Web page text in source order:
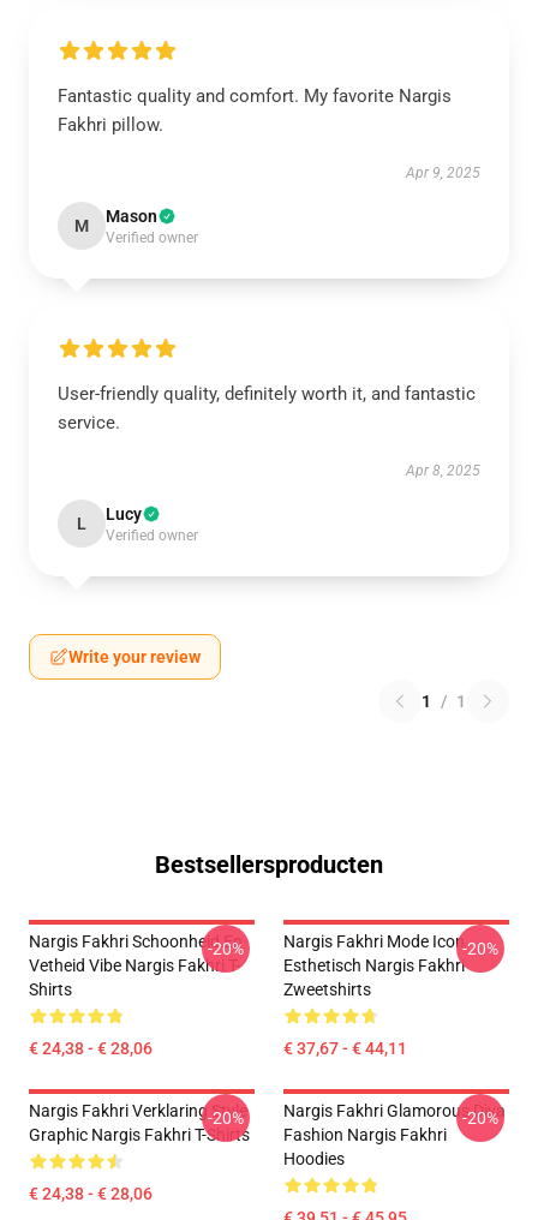
Fantastic quality and comfort. My favorite Nargis
Fakhri pillow.
Apr 9, 2025
M Mason
Verified owner
User-friendly quality, definitely worth it, and fantastic
service.
Apr 8, 2025
L Lucy
Verified owner
Write your review
1 / 1
Bestsellersproducten
Nargis Fakhri Schoonheid En
Vetheid Vibe Nargis Fakhri T-
Shirts
€ 24,38 - € 28,06
-20%
Nargis Fakhri Mode Icon
Esthetisch Nargis Fakhri
Zweetshirts
€ 37,67 - € 44,11
-20%
Nargis Fakhri Verklaring Style
Graphic Nargis Fakhri T-Shirts
€ 24,38 - € 28,06
-20%
Nargis Fakhri Glamorous Diva
Fashion Nargis Fakhri
Hoodies
-20%